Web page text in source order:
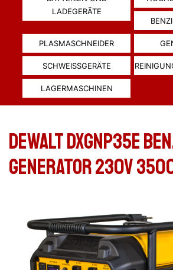
LADEGERÄTE
PLASMASCHNEIDER
SCHWEISSGERÄTE
LAGERMASCHINEN
DeWALT DXGNP35E
GENERATOR 230V